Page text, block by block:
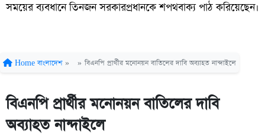
সময়ের ব্যবধানে তিনজন সরকারপ্রধানকে শপথবাক্য পাঠ করিয়েছেন।
Home বাংলাদেশ » » বিএনপি প্রার্থীর মনোনয়ন বাতিলের দাবি অব্যাহত নান্দাইলে
বিএনপি প্রার্থীর মনোনয়ন বাতিলের দাবি
অব্যাহত নান্দাইলে